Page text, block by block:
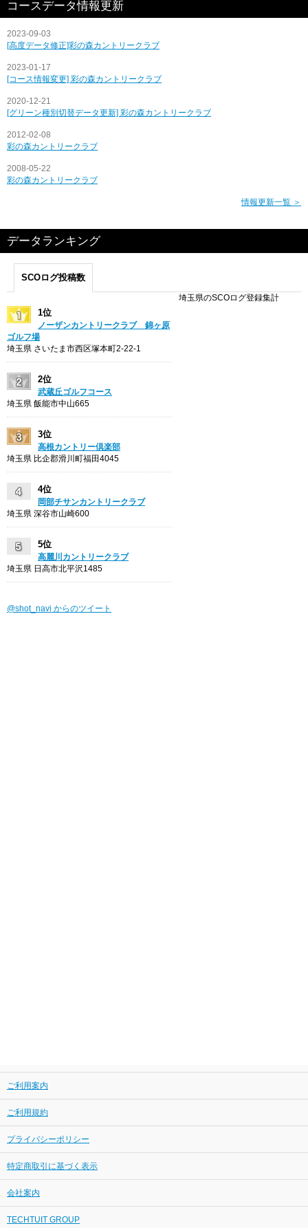
コースデータ情報更新
2023-09-03
[高度データ修正]彩の森カントリークラブ
2023-01-17
[コース情報変更] 彩の森カントリークラブ
2020-12-21
[グリーン種別切替データ更新] 彩の森カントリークラブ
2012-02-08
彩の森カントリークラブ
2008-05-22
彩の森カントリークラブ
情報更新一覧 ＞
データランキング
SCOログ投稿数
埼玉県のSCOログ登録集計
1位
ノーザンカントリークラブ 錦ヶ原
ゴルフ場
埼玉県 さいたま市西区塚本町2-22-1
2位
武蔵丘ゴルフコース
埼玉県 飯能市中山665
3位
高根カントリー倶楽部
埼玉県 比企郡滑川町福田4045
4位
岡部チサンカントリークラブ
埼玉県 深谷市山崎600
5位
高麗川カントリークラブ
埼玉県 日高市北平沢1485
@shot_navi からのツイート
ご利用案内
ご利用規約
プライバシーポリシー
特定商取引に基づく表示
会社案内
TECHTUIT GROUP